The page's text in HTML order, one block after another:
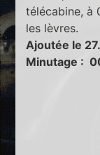
télécabine, à
les lèvres.
Ajoutée le
Minutage :